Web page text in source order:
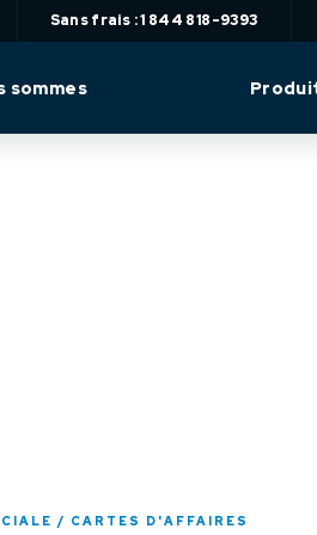
Sans frais : 1 844 818-9393
sommes
CARTES D'AFFAIRES